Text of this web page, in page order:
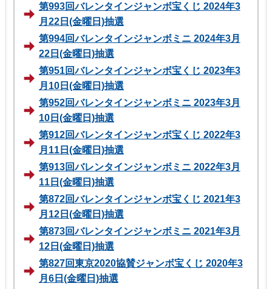
第993回バレンタインジャンボ宝くじ 2024年3
月22日(金曜日)抽選
第994回バレンタインジャンボミニ 2024年3月
22日(金曜日)抽選
第951回バレンタインジャンボ宝くじ 2023年3
月10日(金曜日)抽選
第952回バレンタインジャンボミニ 2023年3月
10日(金曜日)抽選
第912回バレンタインジャンボ宝くじ 2022年3
月11日(金曜日)抽選
第913回バレンタインジャンボミニ 2022年3月
11日(金曜日)抽選
第872回バレンタインジャンボ宝くじ 2021年3
月12日(金曜日)抽選
第873回バレンタインジャンボミニ 2021年3月
12日(金曜日)抽選
第827回東京2020協賛ジャンボ宝くじ 2020年3
月6日(金曜日)抽選